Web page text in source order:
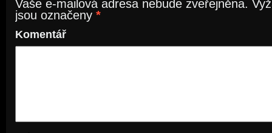
Vaše e-mailová adresa nebude zveřejněna.
jsou označeny *
Komentář